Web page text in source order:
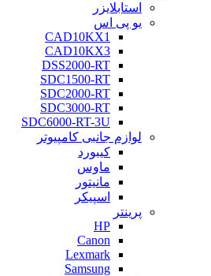
استابلایزر
یو پی اس
CAD10KX1
CAD10KX3
DSS2000-RT
SDC1500-RT
SDC2000-RT
SDC3000-RT
SDC6000-RT-3U
لوازم جانبی کامپیوتر
کیبورد
ماوس
مانیتور
اسپیکر
پرینتر
HP
Canon
Lexmark
Samsung